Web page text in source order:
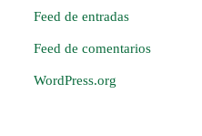
Feed de entradas
Feed de comentarios
WordPress.org